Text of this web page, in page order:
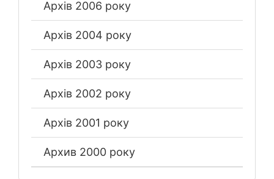
Архів 2006 року
Архів 2004 року
Архів 2003 року
Архів 2002 року
Архів 2001 року
Архив 2000 року